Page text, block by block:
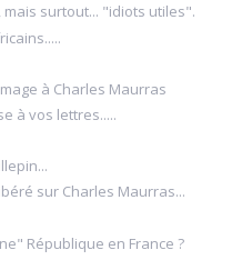
surtout... "idiots utiles".
à Charles Maurras
à vos lettres.....
sur Charles Maurras...
République en France ?